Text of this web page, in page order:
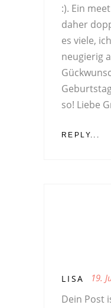
:). Ein
daher
es viele,
neugierig
so! Liebe
REPLY...
LISA 19.
Dein Post